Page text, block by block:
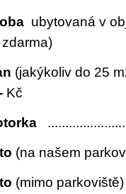
ubytovaná v
(jakýkoliv do 25
Kč
(na našem
(mimo